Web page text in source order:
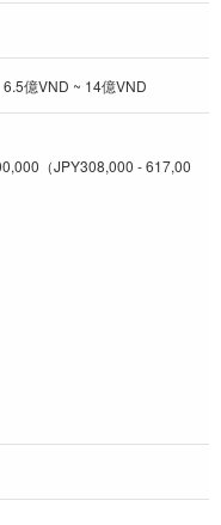
億VND ~ 14億VND
（JPY308,000 - 617,00